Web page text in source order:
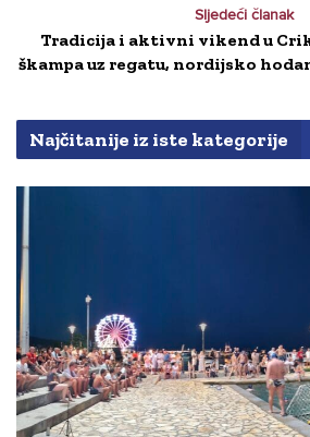
Sljedeći članak
Tradicija i aktivni vikend u
škampa uz regatu, nordijsko
Najčitanije iz iste kategorije